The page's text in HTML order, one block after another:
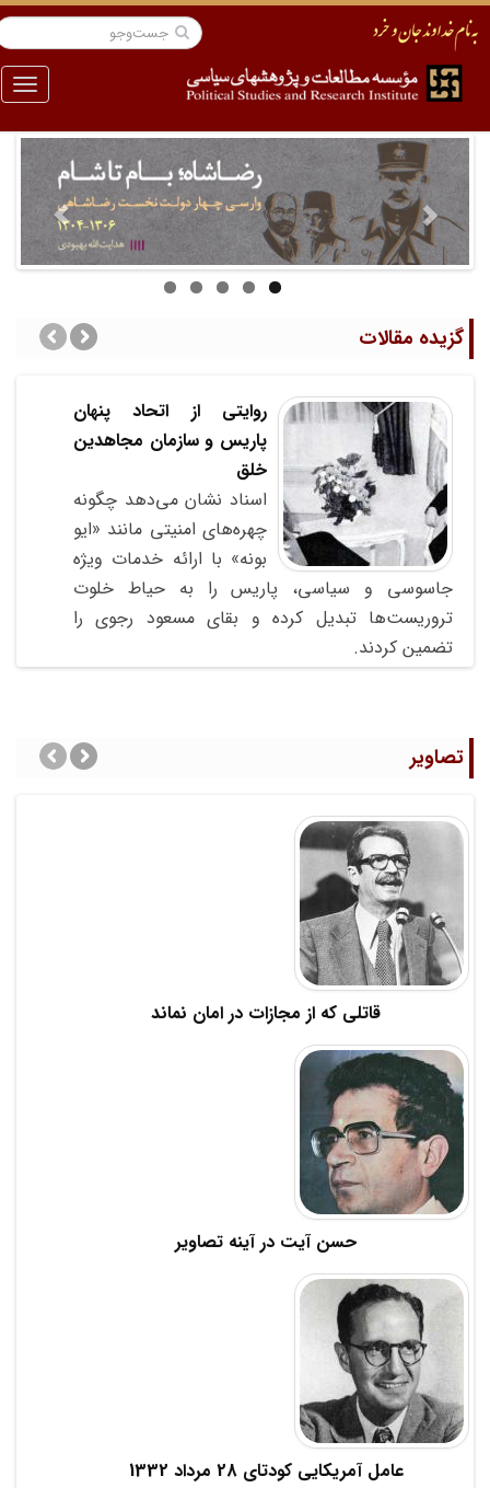
منو
قبلی بعدی
گزیده مقالات
روایتی از اتحاد پنهان
پاریس و سازمان مجاهدین
خلق
اسناد نشان می‌دهد چگونه
چهره‌های امنیتی مانند «ایو
بونه» با ارائه خدمات ویژه
جاسوسی و سیاسی، پاریس را به حیاط خلوت
تروریست‌ها تبدیل کرده و بقای مسعود رجوی را
تضمین کردند.
تصاویر
قاتلی که از مجازات در امان نماند
حسن آیت در آینه تصاویر
عامل آمریکایی کودتای 28 مرداد 1332